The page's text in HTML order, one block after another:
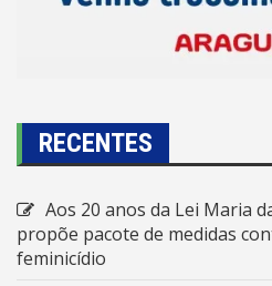
RECENTES
Aos 20 anos da Lei Maria
propõe pacote de medidas
feminicídio